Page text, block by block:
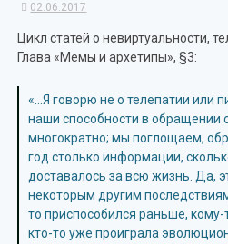
02.06.2017
Цикл статей о невиртуальности,
Глава «Мемы и архетипы», §3:
«…Я говорю не о телепатии или
наши способности в обращении
многократно; мы поглощаем,
год столько информации,
доставалось за всю жизнь. Да,
некоторым другим
то приспособился раньше, кому-
кто-то уже проиграла